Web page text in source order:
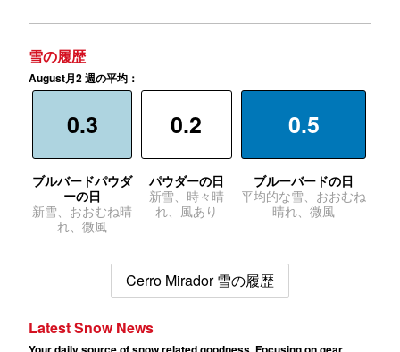
雪の履歴
August月2 週の平均：
0.3
ブルバードパウダ
ーの日
新雪、おおむね晴
れ、微風
0.2
パウダーの日
新雪、時々晴
れ、風あり
0.5
ブルーバードの日
平均的な雪、おおむね
晴れ、微風
Cerro Mirador 雪の履歴